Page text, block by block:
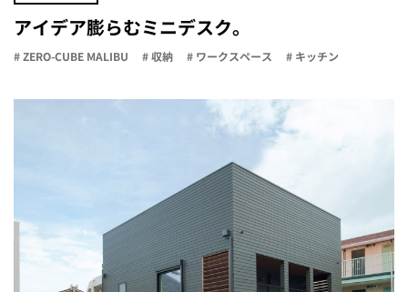
アイデア膨らむミニデスク。
# ZERO-CUBE MALIBU # 収納 # ワークスペース # キッチン